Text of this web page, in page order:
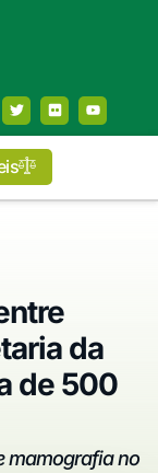
da
de 500
mamografia no